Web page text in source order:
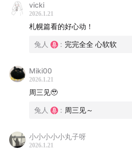
主播：西瓜、兔人
制作：左右
-
BGM：
小瀬村晶 - Prologue
vicki
2026.1.21
札幌篇看的好心动！
兔人 : 完完全全 心软软
Miki00
2026.1.21
周三见🥹
兔人 : 周三见～
小小小小小丸子呀
2026.1.21